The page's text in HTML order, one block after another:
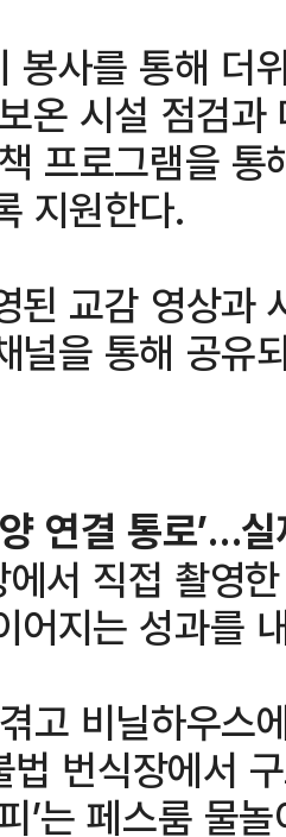
봉사를 통해 더
온 시설 점검
프로그램을
지원한다.
된 교감 영상과
널을 통해 공유
연결 통로’…
서 직접 촬영
어지는 성과를
고 비닐하우스
법 번식장에서
’는 페스룸 물